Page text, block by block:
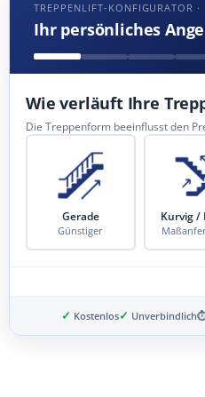
TREPPENLIFT-KONFIGURATOR ·
Ihr persönliches
Wie verläuft Ihre
Die Treppenform beeinflusst den
Gerade
Günstiger
Kurvig /
✓ Kostenlos✓ Unverbindlich⏱